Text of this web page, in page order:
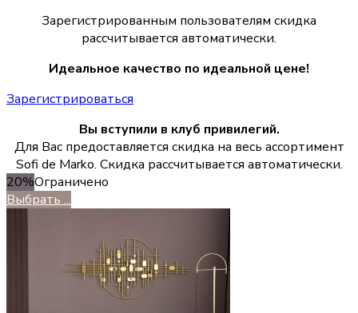
Зарегистрированным пользователям скидка
рассчитывается автоматически.
Идеальное качество по идеальной цене!
Зарегистрироваться
Вы вступили в клуб привилегий.
Для Вас предоставляется скидка на весь ассортимент
Sofi de Marko. Скидка рассчитывается автоматически.
20%Ограничено
Выбрать ...